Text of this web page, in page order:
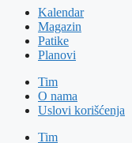
Kalendar
Magazin
Patike
Planovi
Tim
O nama
Uslovi korišćenja
Tim